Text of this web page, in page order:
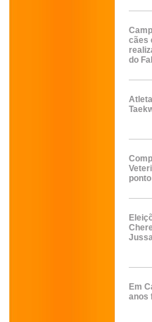
cães
do
Em
anos